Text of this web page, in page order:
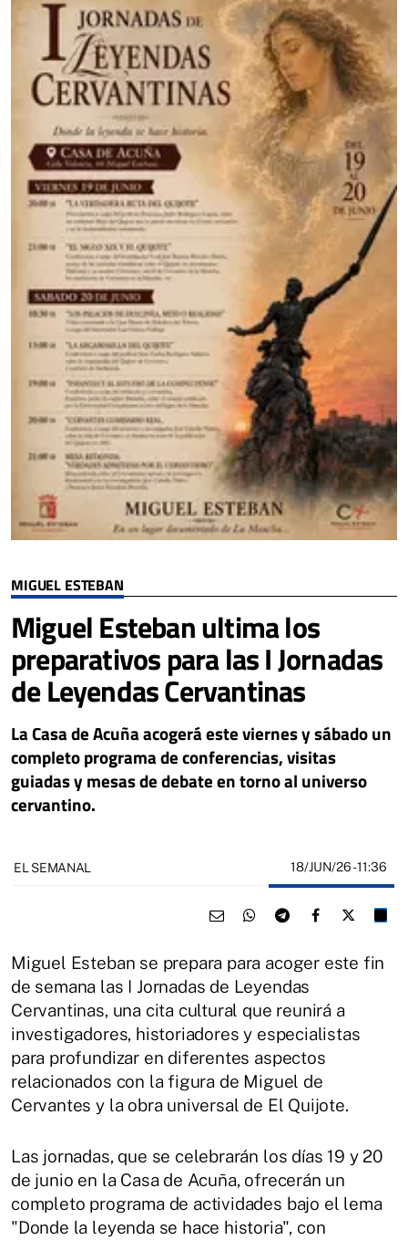
MIGUEL ESTEBAN
Miguel Esteban ultima los
preparativos para las I Jornadas
de Leyendas Cervantinas
La Casa de Acuña acogerá este viernes y sábado un
completo programa de conferencias, visitas
guiadas y mesas de debate en torno al universo
cervantino.
EL SEMANAL 18/JUN/26- 11:36
Miguel Esteban se prepara para acoger este fin
de semana las I Jornadas de Leyendas
Cervantinas, una cita cultural que reunirá a
investigadores, historiadores y especialistas
para profundizar en diferentes aspectos
relacionados con la figura de Miguel de
Cervantes y la obra universal de El Quijote.
Las jornadas, que se celebrarán los días 19 y 20
de junio en la Casa de Acuña, ofrecerán un
completo programa de actividades bajo el lema
"Donde la leyenda se hace historia", con